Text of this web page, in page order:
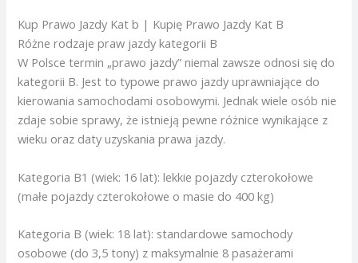
Kup Prawo Jazdy Kat b | Kupię Prawo Jazdy Kat B
Różne rodzaje praw jazdy kategorii B
W Polsce termin „prawo jazdy” niemal zawsze odnosi się do
kategorii B. Jest to typowe prawo jazdy uprawniające do
kierowania samochodami osobowymi. Jednak wiele osób nie
zdaje sobie sprawy, że istnieją pewne różnice wynikające z
wieku oraz daty uzyskania prawa jazdy.
Kategoria B1 (wiek: 16 lat): lekkie pojazdy czterokołowe
(małe pojazdy czterokołowe o masie do 400 kg)
Kategoria B (wiek: 18 lat): standardowe samochody
osobowe (do 3,5 tony) z maksymalnie 8 pasażerami